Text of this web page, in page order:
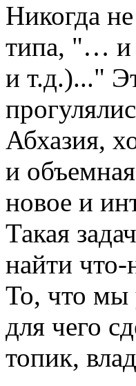
Никогда
типа, "… и
и т.д.)..."
Абхазия,
и
новое и
Такая
найти что-
То, что мы
для чего
топик,